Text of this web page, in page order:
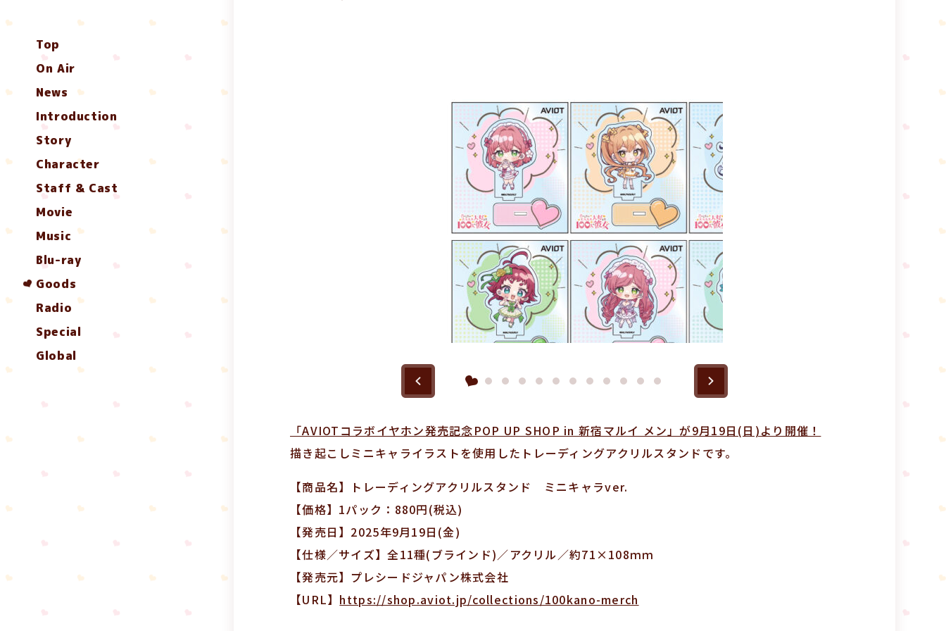
Top
On Air
News
Introduction
Story
Character
Staff & Cast
Movie
Music
Blu-ray
Goods
Radio
Special
Global
「AVIOTコラボイヤホン発売記念POP UP SHOP in 新宿マルイ メン」が9月19日(日)より開催！
描き起こしミニキャライラストを使用したトレーディングアクリルスタンドです。
【商品名】トレーディングアクリルスタンド ミニキャラver.
【価格】1パック：880円(税込)
【発売日】2025年9月19日(金)
【仕様／サイズ】全11種(ブラインド)／アクリル／約71×108ｍｍ
【発売元】プレシードジャパン株式会社
【URL】 https://shop.aviot.jp/collections/100kano-merch